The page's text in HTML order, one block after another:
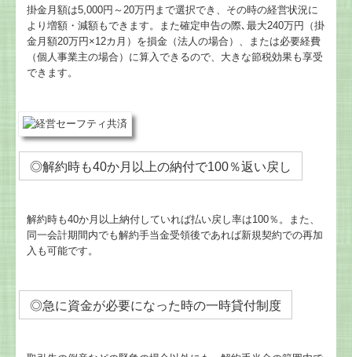
掛金月額は5,000円～20万円まで選択でき、その時の経営状況に
より増額・減額もできます。また確定申告の際､最大240万円（掛
金月額20万円×12カ月）を損金（法人の場合）、または必要経費
（個人事業主の場合）に算入できるので、大きな節税効果も享受
できます。
◎解約時も40か月以上の納付で100％返い戻し
解約時も40か月以上納付していれば払い戻し率は100％。また、
同一会計期間内でも解約手当金受領後であれば新規契約での再加
入も可能です。
◎急に資金が必要になった時の一時貸付制度